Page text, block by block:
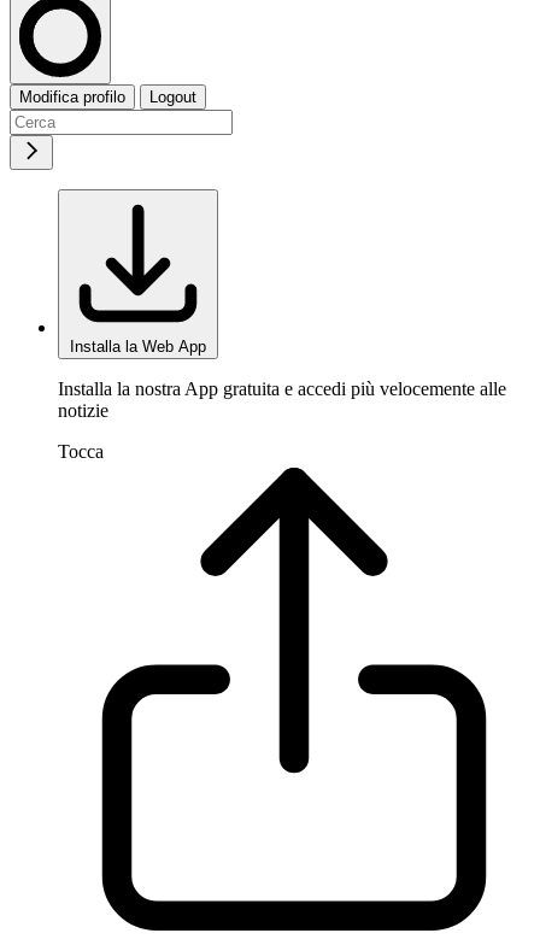
Modifica profilo Logout
Installa la Web App
Installa la nostra App gratuita e accedi più velocemente alle
notizie
Tocca